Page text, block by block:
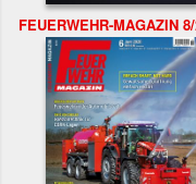
FEUERWEHR-MAGAZIN